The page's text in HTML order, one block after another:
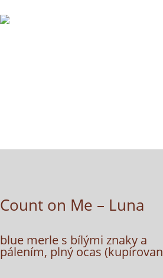
Count on Me – Luna
blue merle s bílými znaky a
pálením, plný ocas